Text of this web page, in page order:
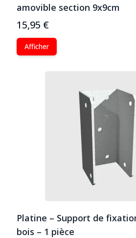
amovible section 9x9cm
15,95 €
Afficher
Platine – Support de
bois – 1 pièce